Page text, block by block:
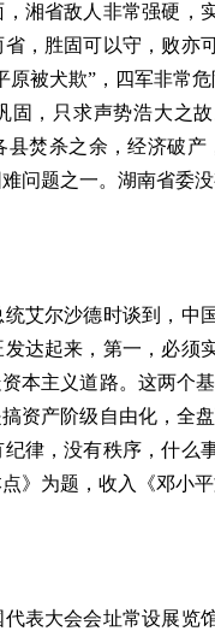
湘省敌人非常强硬，
，胜固可以守，败亦
原被犬欺”，四军非常
固，只求声势浩大之
县焚杀之余，经济破
问题之一。湖南省委
尔沙德时谈到，中国
达起来，第一，必须
本主义道路。这两个
资产阶级自由化，全
律，没有秩序，什么
》为题，收入《邓小平
大会会址常设展览馆